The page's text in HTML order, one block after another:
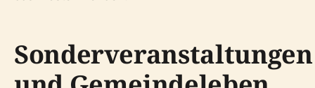
Sonderveranstaltungen